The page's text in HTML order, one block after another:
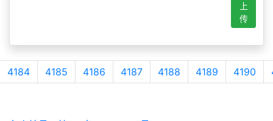
上
传
4184 4185 4186 4187 4188 4189 4190